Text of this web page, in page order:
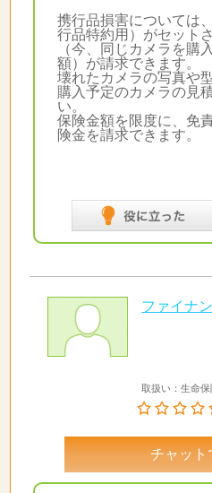
携行品損害については
行品特約用）がセット
（今、同じカメラを購
額）が請求できます。
壊れたカメラの写真や
購入予定のカメラの見
い。
保険金額を限度に、免
険金を請求できます。
ファイナ
取扱い：生命
チャット